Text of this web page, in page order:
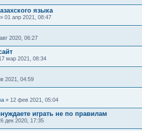
языка
» 01 апр 2021, 08:47
2020, 06:27
мар 2021, 08:34
2021, 04:59
» 12 фев 2021, 05:04
играть не по правилам
дек 2020, 17:35